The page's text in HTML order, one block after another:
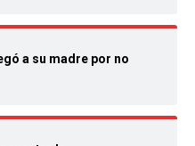
a su madre por no